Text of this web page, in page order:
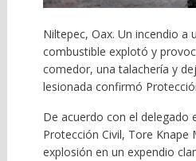
Niltepec, Oax. Un incendio a
combustible explotó y
comedor, una talachería y
lesionada confirmó
De acuerdo con el delegado
Protección Civil, Tore Knape
explosión en un expendio